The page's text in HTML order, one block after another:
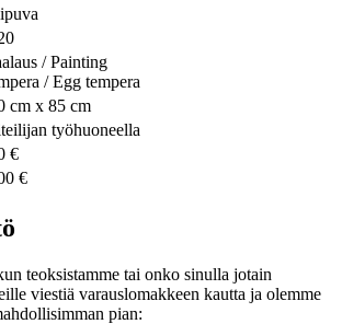
/ Painting
/ Egg tempera
cm x 85 cm
työhuoneella
€
€
teoksistamme tai onko sinulla jotain
viestiä varauslomakkeen kautta ja olemme
pian: